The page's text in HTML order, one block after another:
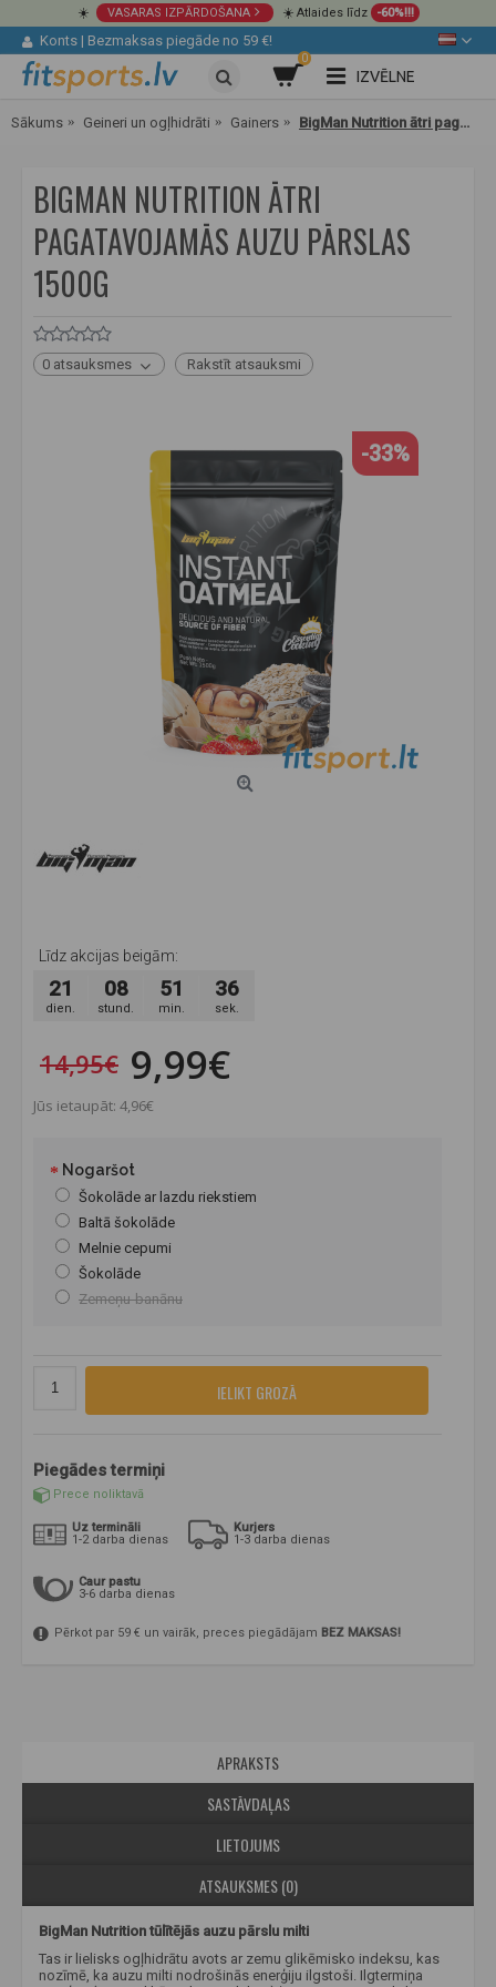
☀️ VASARAS IZPĀRDOŠANA ☀️ Atlaides līdz -60%!!!
Konts | Bezmaksas piegāde no 59 €!
0
IZVĒLNE
Sākums Geineri un ogļhidrāti Gainers BigMan Nutrition ātri pagatavojamās auzu pārslas 1500g
BIGMAN NUTRITION ĀTRI
PAGATAVOJAMĀS AUZU PĀRSLAS
1500G
0 atsauksmes Rakstīt atsauksmi
-33%
Līdz akcijas beigām:
21
dien.
08
stund.
51
min.
35
sek.
14,95€ 9,99€
Jūs ietaupāt: 4,96€
Nogaršot
Šokolāde ar lazdu riekstiem
Baltā šokolāde
Melnie cepumi
Šokolāde
Zemeņu-banānu
IELIKT GROZĀ
Piegādes termiņi
Prece noliktavā
Uz termināli
1-2 darba dienas
Kurjers
1-3 darba dienas
Caur pastu
3-6 darba dienas
Pērkot par 59 € un vairāk, preces piegādājam BEZ MAKSAS!
APRAKSTS
SASTĀVDAĻAS
LIETOJUMS
ATSAUKSMES (0)
BigMan Nutrition tūlītējās auzu pārslu milti
Tas ir lielisks ogļhidrātu avots ar zemu glikēmisko indeksu, kas
nozīmē, ka auzu milti nodrošinās enerģiju ilgstoši. Ilgtermiņa